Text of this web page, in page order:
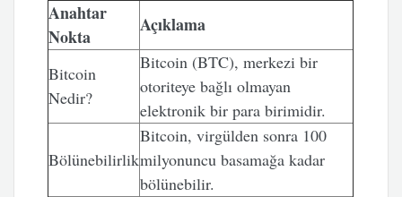
Anahtar
Nokta
Açıklama
Bitcoin
Nedir?
Bitcoin (BTC), merkezi bir
otoriteye bağlı olmayan
elektronik bir para birimidir.
Bölünebilirlik
Bitcoin, virgülden sonra 100
milyonuncu basamağa kadar
bölünebilir.